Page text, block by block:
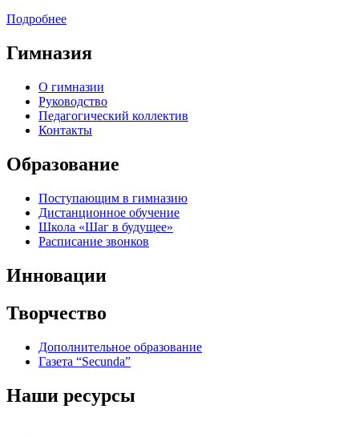
Подробнее
Гимназия
О гимназии
Руководство
Педагогический коллектив
Контакты
Образование
Поступающим в гимназию
Дистанционное обучение
Школа «Шаг в будущее»
Расписание звонков
Инновации
Творчество
Дополнительное образование
Газета “Secunda”
Наши ресурсы